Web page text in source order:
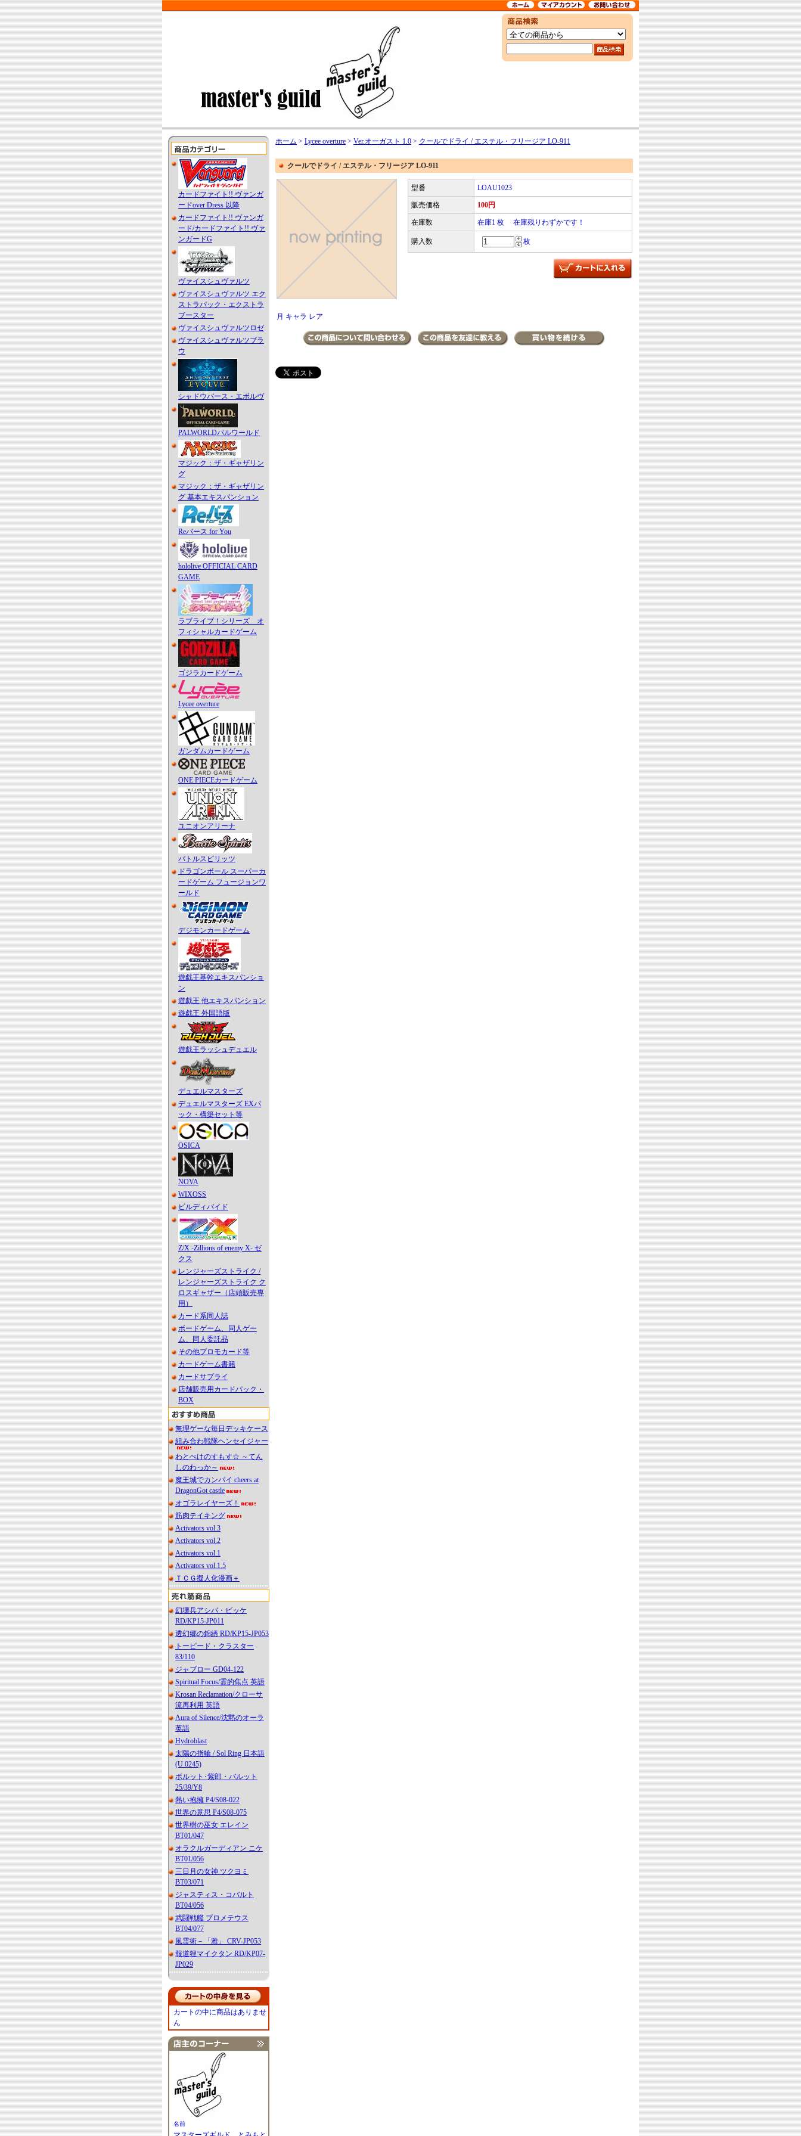
カードファイト!! ヴァンガ
ードover Dress 以降
カードファイト!! ヴァンガ
ード/カードファイト!! ヴァ
ンガードG
ヴァイスシュヴァルツ
ヴァイスシュヴァルツ エク
ストラパック・エクストラ
ブースター
ヴァイスシュヴァルツロゼ
ヴァイスシュヴァルツブラ
ウ
シャドウバース・エボルヴ
PALWORLDパルワールド
マジック：ザ・ギャザリン
グ
マジック：ザ・ギャザリン
グ 基本エキスパンション
Reバース for You
hololive OFFICIAL CARD
GAME
ラブライブ！シリーズ オ
フィシャルカードゲーム
ゴジラカードゲーム
Lycee overture
ガンダムカードゲーム
ONE PIECEカードゲーム
ユニオンアリーナ
バトルスピリッツ
ドラゴンボール スーパーカ
ードゲーム フュージョンワ
ールド
デジモンカードゲーム
遊戯王基幹エキスパンショ
ン
遊戯王 他エキスパンション
遊戯王 外国語版
遊戯王ラッシュデュエル
デュエルマスターズ
デュエルマスターズ EXパ
ック・構築セット等
OSICA
NOVA
WIXOSS
ビルディバイド
Z/X -Zillions of enemy X- ゼ
クス
レンジャーズストライク /
レンジャーズストライク ク
ロスギャザー（店頭販売専
用）
カード系同人誌
ボードゲーム、同人ゲー
ム、同人委託品
その他プロモカード等
カードゲーム書籍
カードサプライ
店舗販売用カードパック・
BOX
無理ゲーな毎日デッキケース
組み合わ戦隊ヘンセイジャー
わとぺけのすもす☆ ～てん
しのわっか～
魔王城でカンパイ cheers at
DragonGot castle
オゴラレイヤーズ！
筋肉テイキング
Activators vol.3
Activators vol.2
Activators vol.1
Activators vol.1.5
ＴＣＧ擬人化漫画＋
幻壊兵アシバ・ビッケ
RD/KP15-JP011
透幻郷の錦綉 RD/KP15-JP053
トーピード・クラスター
83/110
ジャブロー GD04-122
Spiritual Focus/霊的焦点 英語
Krosan Reclamation/クローサ
流再利用 英語
Aura of Silence/沈黙のオーラ
英語
Hydroblast
太陽の指輪 / Sol Ring 日本語
(U 0245)
ボルット･紫郎・バルット
25/39/Y8
熱い抱擁 P4/S08-022
世界の意思 P4/S08-075
世界樹の巫女 エレイン
BT01/047
オラクルガーディアン ニケ
BT01/056
三日月の女神 ツクヨミ
BT03/071
ジャスティス・コバルト
BT04/056
武闘戦艦 プロメテウス
BT04/077
風霊術－「雅」 CRV-JP053
報道狸マイクタン RD/KP07-
JP029
カートの中に商品はありませ
ん
名前
ホーム > Lycee overture > Ver.オーガスト 1.0 > クールでドライ / エステル・フリージア LO-911
クールでドライ / エステル・フリージア LO-911
型番 LOAU1023
販売価格 100円
在庫数 在庫1 枚 在庫残りわずかです！
購入数 枚
月 キャラ レア